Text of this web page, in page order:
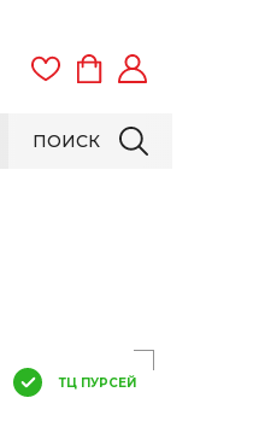
ПОИСК
ТЦ ПУРСЕЙ